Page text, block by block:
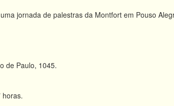
jornada de palestras da Montfort em Pouso
de Paulo, 1045.
horas.